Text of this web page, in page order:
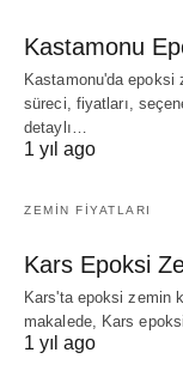
Kastamonu
Kastamonu'da epoksi
süreci, fiyatları,
detaylı…
1 yıl ago
ZEMIN FIYATLARI
Kars Epoksi
Kars'ta epoksi zemin
makalede, Kars
1 yıl ago